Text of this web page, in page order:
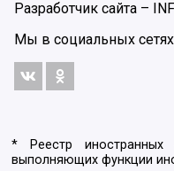
Разработчик сайта –
Мы в социальных
* Реестр иностранных
выполняющих функции